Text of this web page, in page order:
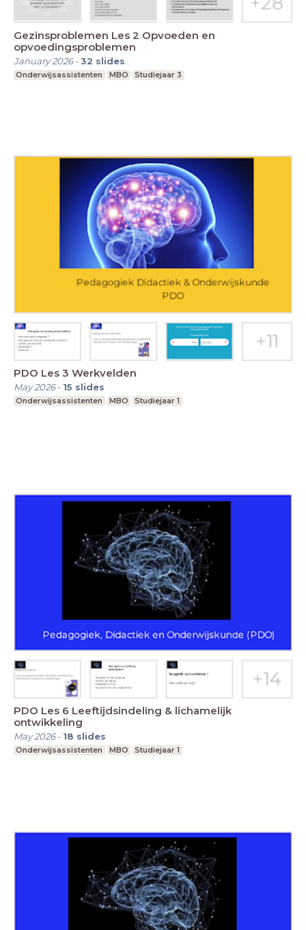
Gezinsproblemen Les 2 Opvoeden en
opvoedingsproblemen
January 2026-32 slides
Onderwijsassistenten MBO Studiejaar 3
PDO Les 3 Werkvelden
May 2026- 15 slides
Onderwijsassistenten MBO Studiejaar 1
PDO Les 6 Leeftijdsindeling & lichamelijk
ontwikkeling
May 2026- 18 slides
Onderwijsassistenten MBO Studiejaar 1